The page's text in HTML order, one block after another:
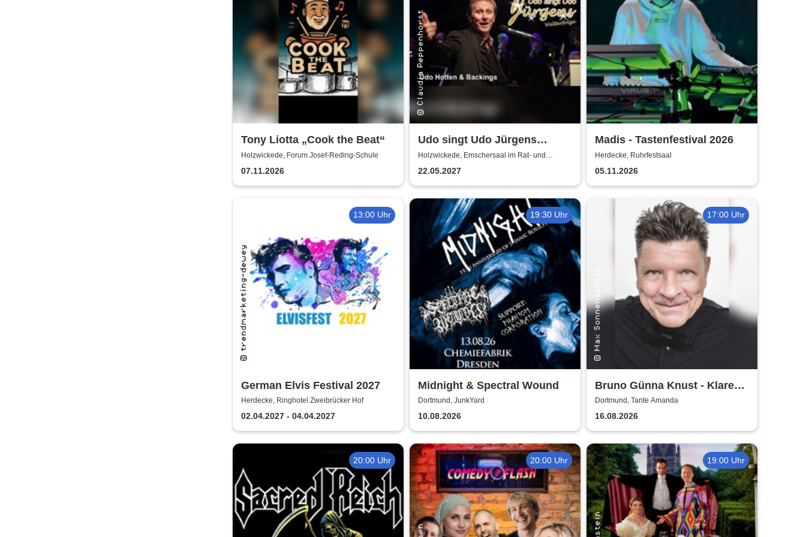
Tony Liotta „Cook the Beat“
Holzwickede, Forum Josef-Reding-Schule
07.11.2026
Udo singt Udo Jürgens
Welterfolge - Udo Hotten &
Backings
Holzwickede, Emschersaal im Rat- und
22.05.2027
Madis - Tastenfestival 2026
Herdecke, Ruhrfestsaal
05.11.2026
13:00 Uhr
German Elvis Festival 2027
Herdecke, Ringhotel Zweibrücker Hof
02.04.2027 - 04.04.2027
19:30 Uhr
Midnight & Spectral Wound
Dortmund, JunkYard
10.08.2026
17:00 Uhr
Bruno Günna Knust - Klare
Kante im Biergarten 2026
Dortmund, Tante Amanda
16.08.2026
20:00 Uhr 20:00 Uhr 19:00 Uhr